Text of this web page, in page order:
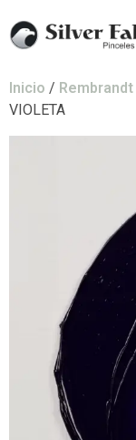
Inicio / Rembrandt
VIOLETA